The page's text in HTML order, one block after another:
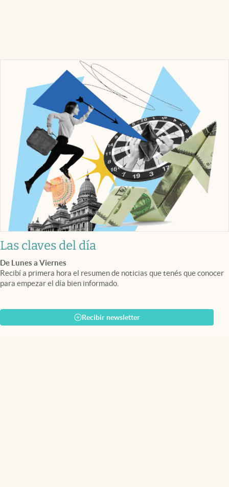
Las claves del día
De Lunes a Viernes
Recibí a primera hora el resumen de noticias que tenés que conocer
para empezar el día bien informado.
Recibir newsletter